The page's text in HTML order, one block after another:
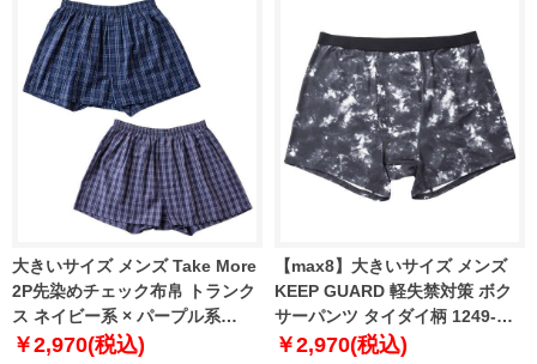
大きいサイズ メンズ Take More
2P先染めチェック布帛 トランク
ス ネイビー系 × パープル系
1249-4230-1 3L 4L 5L 6L 8L
￥2,970(税込)
【max8】大きいサイズ メンズ
KEEP GUARD 軽失禁対策 ボク
サーパンツ タイダイ柄 1249-
4340-3 4L 5L 6L 7L 8L
￥2,970(税込)